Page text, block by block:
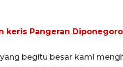
keris Pangeran Diponegoro
begitu besar kami